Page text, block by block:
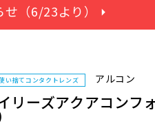
せ（6/23より） ⏵
い捨てコンタクトレンズ アルコン
リーズアクアコンフ